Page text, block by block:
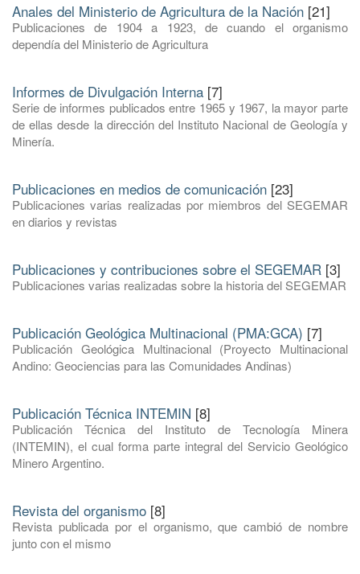
Anales del Ministerio de Agricultura de la Nación [21]
Publicaciones de 1904 a 1923, de cuando el organismo
dependía del Ministerio de Agricultura
Informes de Divulgación Interna [7]
Serie de informes publicados entre 1965 y 1967, la mayor parte
de ellas desde la dirección del Instituto Nacional de Geología y
Minería.
Publicaciones en medios de comunicación [23]
Publicaciones varias realizadas por miembros del SEGEMAR
en diarios y revistas
Publicaciones y contribuciones sobre el SEGEMAR [3]
Publicaciones varias realizadas sobre la historia del SEGEMAR
Publicación Geológica Multinacional (PMA:GCA) [7]
Publicación Geológica Multinacional (Proyecto Multinacional
Andino: Geociencias para las Comunidades Andinas)
Publicación Técnica INTEMIN [8]
Publicación Técnica del Instituto de Tecnología Minera
(INTEMIN), el cual forma parte integral del Servicio Geológico
Minero Argentino.
Revista del organismo [8]
Revista publicada por el organismo, que cambió de nombre
junto con el mismo